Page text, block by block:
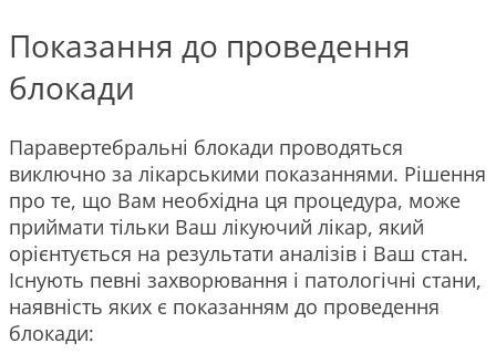
Показання до проведення
блокади
Паравертебральні блокади проводяться
виключно за лікарськими показаннями. Рішення
про те, що Вам необхідна ця процедура, може
приймати тільки Ваш лікуючий лікар, який
орієнтується на результати аналізів і Ваш стан.
Існують певні захворювання і патологічні стани,
наявність яких є показанням до проведення
блокади: